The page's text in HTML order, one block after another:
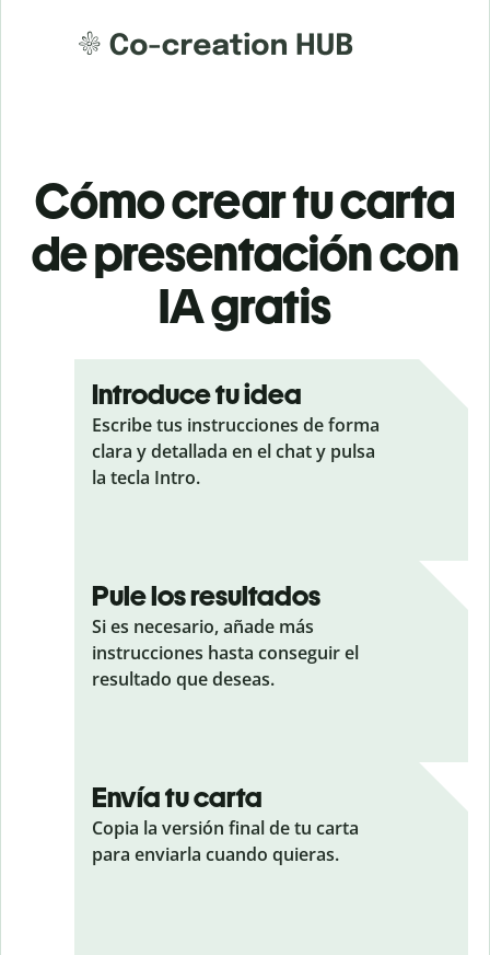
Cómo crear tu carta
de presentación con
IA gratis
Introduce tu idea
Escribe tus instrucciones de forma
clara y detallada en el chat y pulsa
la tecla Intro.
Pule los resultados
Si es necesario, añade más
instrucciones hasta conseguir el
resultado que deseas.
Envía tu carta
Copia la versión final de tu carta
para enviarla cuando quieras.